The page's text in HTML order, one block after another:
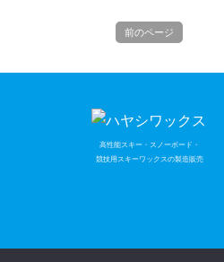
前のページ
高性能スキー・スノーボード・
競技用スキーワックスの製造販売